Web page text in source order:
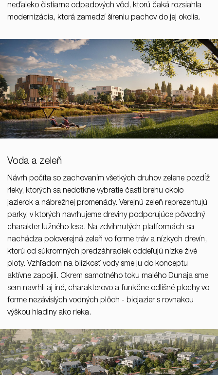
neďaleko čistiarne odpadových vôd, ktorú čaká rozsiahla
modernizácia, ktorá zamedzí šíreniu pachov do jej okolia.
Voda a zeleň
Návrh počíta so zachovaním všetkých druhov zelene pozdĺž
rieky, ktorých sa nedotkne vybratie časti brehu okolo
jazierok a nábrežnej promenády. Verejnú zeleň reprezentujú
parky, v ktorých navrhujeme dreviny podporujúce pôvodný
charakter lužného lesa. Na zdvihnutých platformách sa
nachádza poloverejná zeleň vo forme tráv a nízkych drevín,
ktorú od súkromných predzáhradiek oddeľujú nízke živé
ploty. Vzhľadom na blízkosť vody sme ju do konceptu
aktívne zapojili. Okrem samotného toku malého Dunaja sme
sem navrhli aj iné, charakterovo a funkčne odlišné plochy vo
forme nezávislých vodných plôch - biojazier s rovnakou
výškou hladiny ako rieka.